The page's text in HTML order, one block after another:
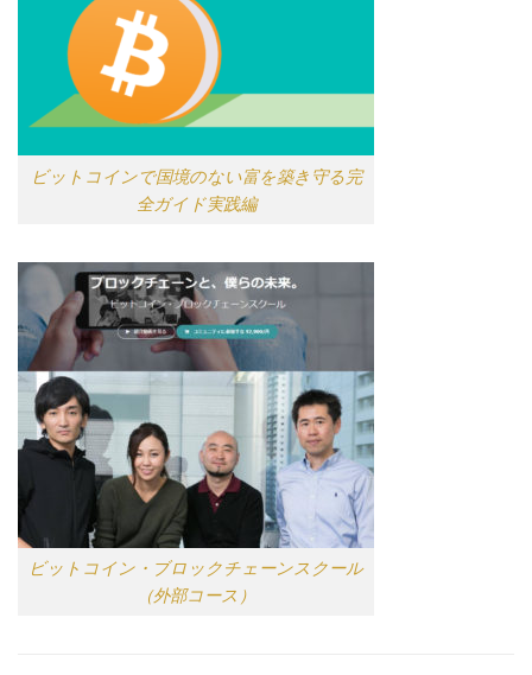
ビットコインで国境のない富を築き守る完
全ガイド実践編
ビットコイン・ブロックチェーンスクール
（外部コース）